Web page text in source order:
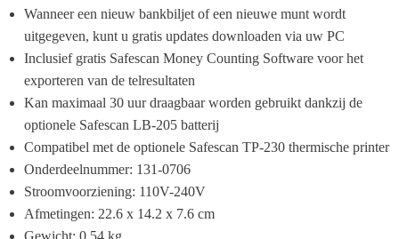
Wanneer een nieuw bankbiljet of een nieuwe munt wordt
uitgegeven, kunt u gratis updates downloaden via uw PC
Inclusief gratis Safescan Money Counting Software voor het
exporteren van de telresultaten
Kan maximaal 30 uur draagbaar worden gebruikt dankzij de
optionele Safescan LB-205 batterij
Compatibel met de optionele Safescan TP-230 thermische printer
Onderdeelnummer: 131-0706
Stroomvoorziening: 110V-240V
Afmetingen: 22.6 x 14.2 x 7.6 cm
Gewicht: 0.54 kg